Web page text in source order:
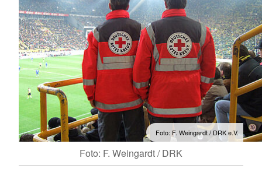
Foto: F. Weingardt / DRK e.V.
Foto: F. Weingardt / DRK